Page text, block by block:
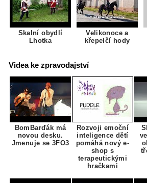
Skalní obydlí
Lhotka
Velikonoce a
křepelčí hody
Videa ke zpravodajství
BomBarďák má
novou desku.
Jmenuje se 3FO3
Rozvoji emoční
inteligence dětí
pomáhá nový e-
shop s
terapeutickými
hračkami